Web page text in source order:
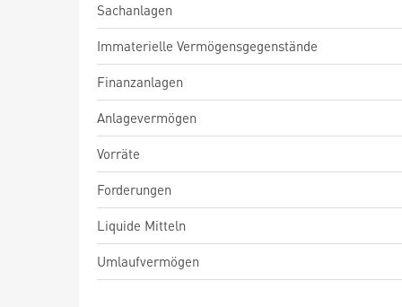
Sachanlagen
Immaterielle Vermögensgegenstände
Finanzanlagen
Anlagevermögen
Vorräte
Forderungen
Liquide Mitteln
Umlaufvermögen